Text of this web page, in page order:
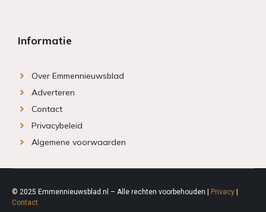
Informatie
Over Emmennieuwsblad
Adverteren
Contact
Privacybeleid
Algemene voorwaarden
© 2025 Emmennieuwsblad.nl – Alle rechten voorbehouden | Privacy |
Contact